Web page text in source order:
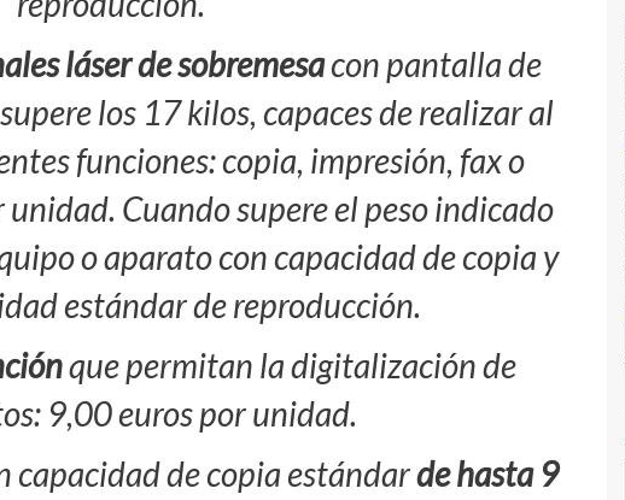
láser de sobremesacon pantalla de
los 17 kilos, capaces de realizar al
funciones: copia, impresión, fax o
Cuando supere el peso indicado
o aparato con capacidad de copia y
estándar de reproducción.
que permitan la digitalización de
9,00 euros por unidad.
capacidad de copia estándarde hasta 9